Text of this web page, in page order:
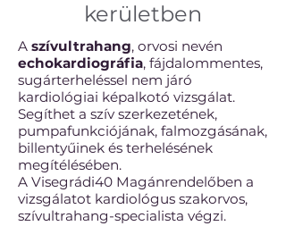
kerületben
A szívultrahang, orvosi nevén
echokardiográfia, fájdalommentes,
sugárterheléssel nem járó
kardiológiai képalkotó vizsgálat.
Segíthet a szív szerkezetének,
pumpafunkciójának, falmozgásának,
billentyűinek és terhelésének
megítélésében.
A Visegrádi40 Magánrendelőben a
vizsgálatot kardiológus szakorvos,
szívultrahang-specialista végzi.